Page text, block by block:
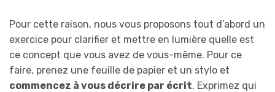
Pour cette raison, nous vous proposons tout d’abord un
exercice pour clarifier et mettre en lumière quelle est
ce concept que vous avez de vous-même. Pour ce
faire, prenez une feuille de papier et un stylo et
commencez à vous décrire par écrit. Exprimez qui